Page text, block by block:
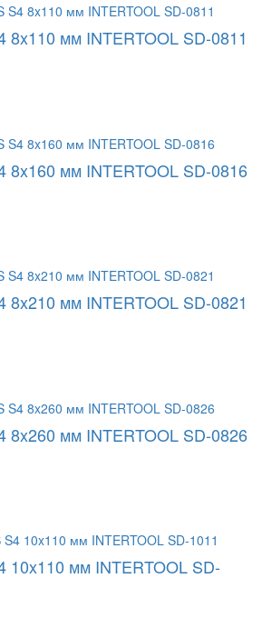
8x110 мм INTERTOOL SD-0811
8x160 мм INTERTOOL SD-0816
8x210 мм INTERTOOL SD-0821
8x260 мм INTERTOOL SD-0826
10x110 мм INTERTOOL SD-